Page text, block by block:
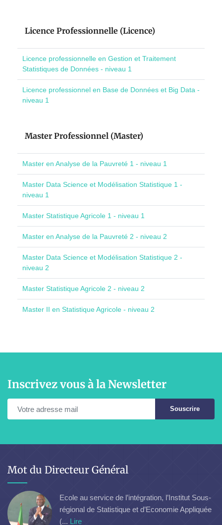
Licence Professionnelle (Licence)
Licence professionnelle en Gestion et Traitement
Statistiques de Données - niveau 1
Licence professionnel en Base de Données et Big Data -
niveau 1
Master Professionnel (Master)
Master en Analyse de la Pauvreté 1 - niveau 1
Master Data Science et Modélisation Statistique 1 -
niveau 1
Master Statistique Agricole 1 - niveau 1
Master en Analyse de la Pauvreté 2 - niveau 2
Master Data Science et Modélisation Statistique 2 -
niveau 2
Master Statistique Agricole 2 - niveau 2
Master II en Statistique Agricole - niveau 2
Inscrivez vous à la Newsletter
Souscrire
Mot du Directeur Général
Ecole au service de l’intégration, l’Institut Sous-
régional de Statistique et d’Economie Appliquée
(... Lire